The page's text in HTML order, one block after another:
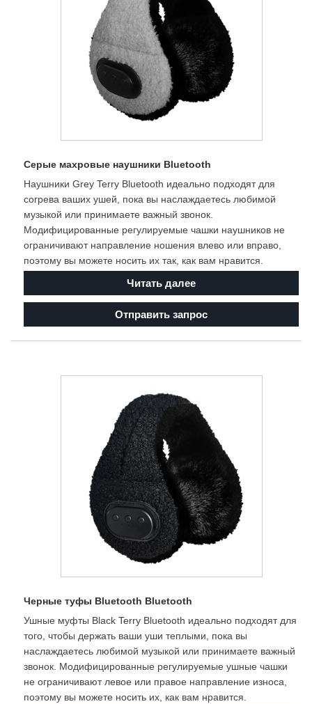
Серые махровые наушники Bluetooth
Наушники Grey Terry Bluetooth идеально подходят для
согрева ваших ушей, пока вы наслаждаетесь любимой
музыкой или принимаете важный звонок.
Модифицированные регулируемые чашки наушников не
ограничивают направление ношения влево или вправо,
поэтому вы можете носить их так, как вам нравится.
Читать далее
Отправить запрос
Черные туфы Bluetooth Bluetooth
Ушные муфты Black Terry Bluetooth идеально подходят для
того, чтобы держать ваши уши теплыми, пока вы
наслаждаетесь любимой музыкой или принимаете важный
звонок. Модифицированные регулируемые ушные чашки
не ограничивают левое или правое направление износа,
поэтому вы можете носить их, как вам нравится.